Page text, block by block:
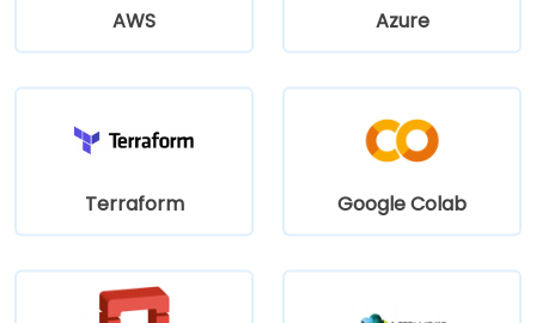
AWS Azure
Terraform Google Colab